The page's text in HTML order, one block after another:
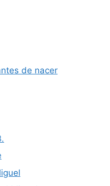
de nacer